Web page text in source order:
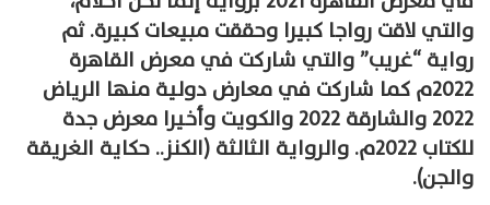
والتي لاقت رواجا كبيرا وحققت مبيعات كبيرة. ثم
رواية “غريب” والتي شاركت في معرض القاهرة
٢٠٢٢م كما شاركت في معارض دولية منها الرياض
٢٠٢٢ والشارقة ٢٠٢٢ والكويت وأخيرا معرض جدة
للكتاب ٢٠٢٢م. والرواية الثالثة (الكنز.. حكاية الغريقة
والجن).